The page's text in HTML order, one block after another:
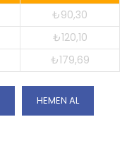
₺90,30
₺120,10
₺179,69
HEMEN AL